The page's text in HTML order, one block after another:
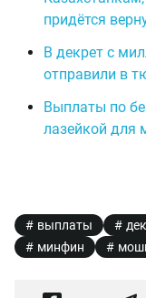
придётся
В декрет с
отправили в
Выплаты по
лазейкой для
выплаты
минфин